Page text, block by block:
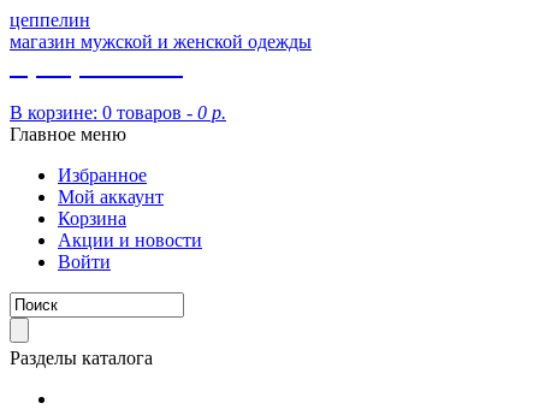
цеппелин
магазин мужской и женской одежды
В корзине: 0 товаров - 0 р.
Главное меню
Избранное
Мой аккаунт
Корзина
Акции и новости
Войти
Разделы каталога